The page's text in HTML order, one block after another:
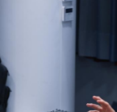
nazionali